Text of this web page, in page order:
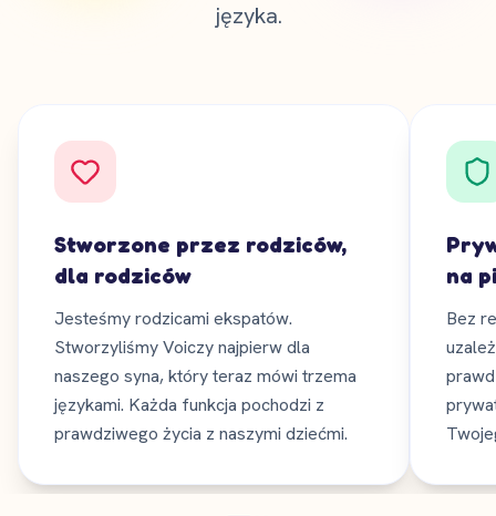
języka.
Stworzone przez rodziców,
dla rodziców
Jesteśmy rodzicami ekspatów.
Stworzyliśmy Voiczy najpierw dla
naszego syna, który teraz mówi trzema
językami. Każda funkcja pochodzi z
prawdziwego życia z naszymi dziećmi.
na
Bez